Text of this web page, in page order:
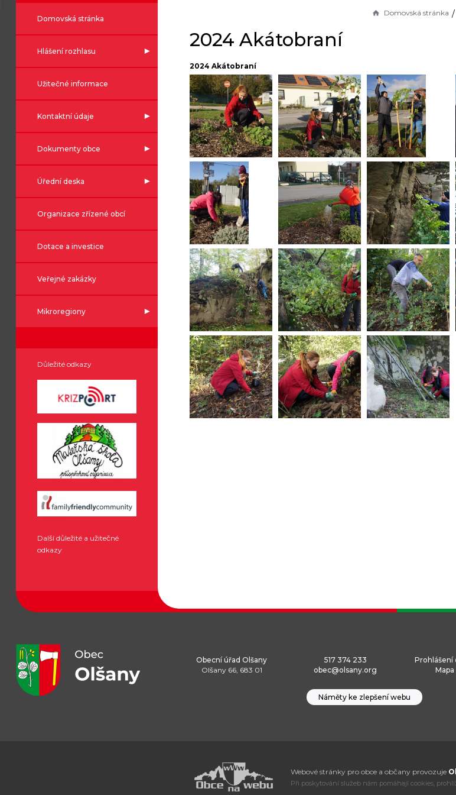
Domovská stránka
Hlášení rozhlasu
Užitečné informace
Kontaktní údaje
Dokumenty obce
Úřední deska
Organizace zřízené obcí
Dotace a investice
Veřejné zakázky
Mikroregiony
Důležité odkazy
Další důležité a užitečné
odkazy
Domovská stránka
2024 Akátobraní
2024 Akátobraní
Obecní úřad Olšany
Olšany 66, 683 01
517 374 233
obec@olsany.org
Prohlášení
Náměty ke zlepšení webu
Webové stránky pro obce a občany provozuje
Při poskytování služeb nám pomáhají cookies,